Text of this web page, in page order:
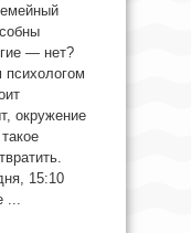
— нет?
психологом
окружение
15:10
...